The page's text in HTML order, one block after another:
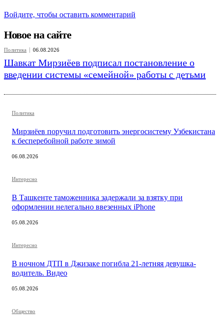
Войдите, чтобы оставить комментарий
Новое на сайте
Политика 06.08.2026
Шавкат Мирзиёев подписал постановление о
введении системы «семейной» работы с детьми
Политика
Мирзиёев поручил подготовить энергосистему Узбекистана
к бесперебойной работе зимой
06.08.2026
Интересно
В Ташкенте таможенника задержали за взятку при
оформлении нелегально ввезенных iPhone
05.08.2026
Интересно
В ночном ДТП в Джизаке погибла 21-летняя девушка-
водитель. Видео
05.08.2026
Общество